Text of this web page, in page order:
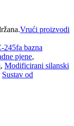
Vrući proizvodi
bazna
pjene,
, Modificirani silanski
Sustav od